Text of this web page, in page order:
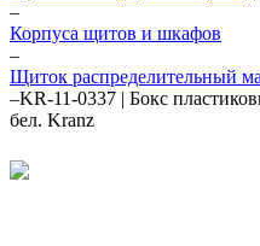
–
Корпуса щитов и шкафов
–
Щиток распределительный
–KR-11-0337 | Бокс
бел. Kranz